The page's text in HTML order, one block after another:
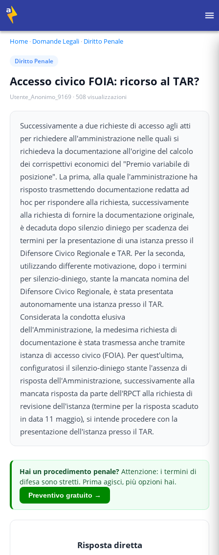
Home · Domande Legali · Diritto Penale
Diritto Penale
Accesso civico FOIA: ricorso al TAR?
Utente_Anonimo_9169 · 508 visualizzazioni
Successivamente a due richieste di accesso agli atti
per richiedere all'amministrazione nelle quali si
richiedeva la documentazione all'origine del calcolo
dei corrispettivi economici del "Premio variabile di
posizione". La prima, alla quale l'amministrazione ha
risposto trasmettendo documentazione redatta ad
hoc per rispondere alla richiesta, successivamente
alla richiesta di fornire la documentazione originale,
è decaduta dopo silenzio diniego per scadenza dei
termini per la presentazione di una istanza presso il
Difensore Civico Regionale e TAR. Per la seconda,
utilizzando differente motivazione, dopo i termini
per silenzio-diniego, stante la mancata nomina del
Difensore Civico Regionale, è stata presentata
autonomamente una istanza presso il TAR.
Considerata la condotta elusiva
dell'Amministrazione, la medesima richiesta di
documentazione è stata trasmessa anche tramite
istanza di accesso civico (FOIA). Per quest'ultima,
configuratosi il silenzio-diniego stante l'assenza di
risposta dell'Amministrazione, successivamente alla
mancata risposta da parte dell'RPCT alla richiesta di
revisione dell'istanza (termine per la risposta scaduto
in data 11 maggio), si intende procedere con la
presentazione dell'istanza presso il TAR.
Hai un procedimento penale? Attenzione: i termini di
difesa sono stretti. Prima agisci, più opzioni hai.
Preventivo gratuito →
Risposta diretta